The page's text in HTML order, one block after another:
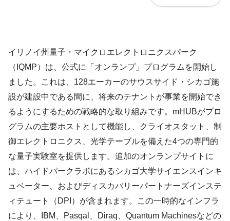
イリノイ州量子・マイクロエレクトロニクスパーク
（IQMP）は、公式に「オンランプ」プログラムを開始し
ました。これは、128エーカーのサウスサイド・シカゴ施
設が建設中である間に、将来のテナントが事業を開始でき
るようにするための戦略的な取り組みです。mHUBがプロ
グラムの主要ホストとして機能し、クライオスタット、制
御エレクトロニクス、光学テーブルを備えた4つの専門的
な量子実験室を提供します。追加のオンランプサイトに
は、ハイドパークラボにあるシカゴ大学サイエンスインキ
ュベーター、およびディスカバリーパートナーズインステ
ィテュート（DPI）が含まれます。この一時的なインフラ
により、IBM、Pasqal、Diraq、Quantum Machinesなどの